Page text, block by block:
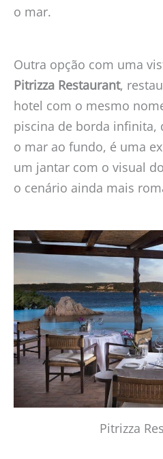
o mar.
Outra opção com uma
Pitrizza Restaurant,
hotel com o mesmo
piscina de borda infinita,
o mar ao fundo, é uma
um jantar com o visual
o cenário ainda mais
Pitrizza